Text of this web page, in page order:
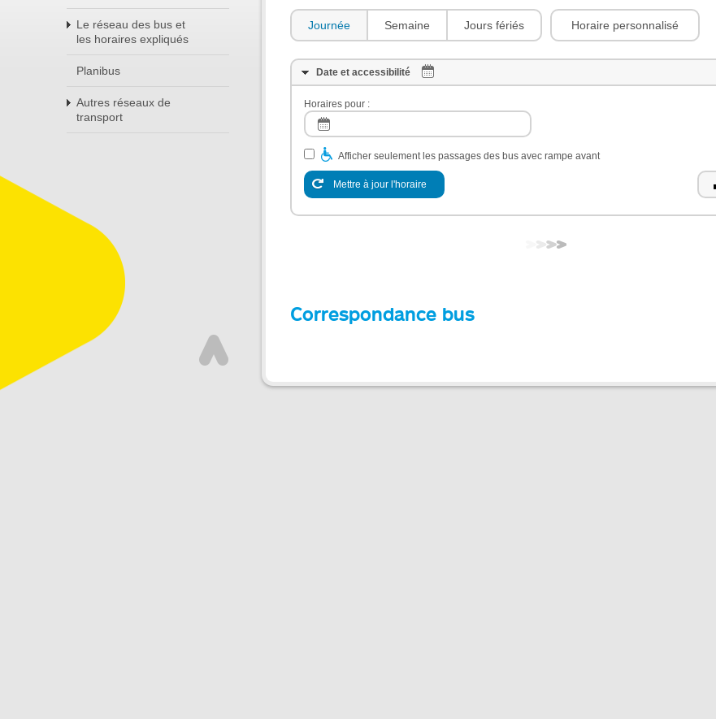
Le réseau des bus et
les horaires expliqués
Planibus
Autres réseaux de
transport
Journée Semaine Jours fériés Horaire personnalisé
Date et accessibilité
Horaires pour :
Afficher seulement les passages des bus avec rampe avant
Mettre à jour l'horaire
Correspondance bus